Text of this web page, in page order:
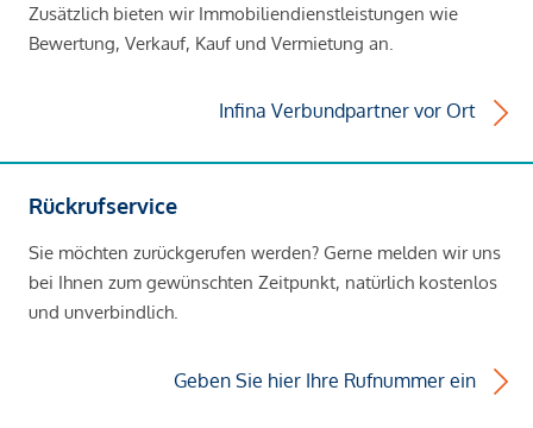
Zusätzlich bieten wir Immobiliendienstleistungen wie
Bewertung, Verkauf, Kauf und Vermietung an.
Infina Verbundpartner vor Ort
Rückrufservice
Sie möchten zurückgerufen werden? Gerne melden wir uns
bei Ihnen zum gewünschten Zeitpunkt, natürlich kostenlos
und unverbindlich.
Geben Sie hier Ihre Rufnummer ein